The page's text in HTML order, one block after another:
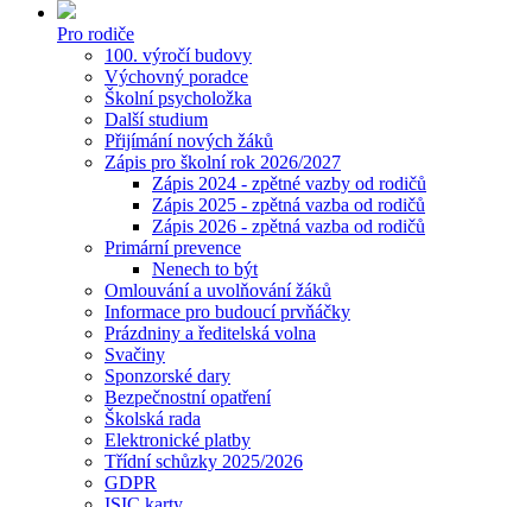
Pro rodiče
100. výročí budovy
Výchovný poradce
Školní psycholožka
Další studium
Přijímání nových žáků
Zápis pro školní rok 2026/2027
Zápis 2024 - zpětné vazby od rodičů
Zápis 2025 - zpětná vazba od rodičů
Zápis 2026 - zpětná vazba od rodičů
Primární prevence
Nenech to být
Omlouvání a uvolňování žáků
Informace pro budoucí prvňáčky
Prázdniny a ředitelská volna
Svačiny
Sponzorské dary
Bezpečnostní opatření
Školská rada
Elektronické platby
Třídní schůzky 2025/2026
GDPR